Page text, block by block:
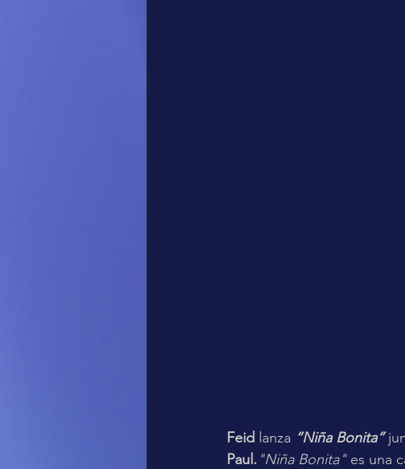
Feid lanza “Niña Bonita”
Paul. "Niña Bonita" es una